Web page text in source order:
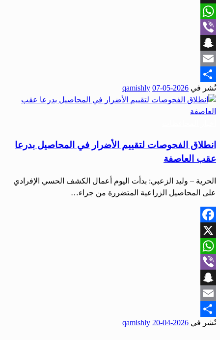
X
WhatsApp
Viber
Snapchat
Email
Share
نُشر في 2026-05-07
qamishly
انطلاق الفحوصات لتقييم الأضرار في المحاصيل بدرعا
عقب العاصفة
الحرية – وليد الزعبي: بدأت اليوم أعمال الكشف الحسي الإفرادي
على المحاصيل الزراعية المتضررة من جراء…
Facebook
X
WhatsApp
Viber
Snapchat
Email
Share
نُشر في 2026-04-20
qamishly